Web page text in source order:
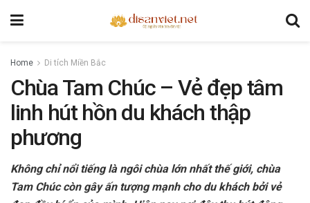
Home Di tích Miền Bắc
Chùa Tam Chúc – Vẻ đẹp tâm
linh hút hồn du khách thập
phương
Không chỉ nổi tiếng là ngôi chùa lớn nhất thế giới, chùa
Tam Chúc còn gây ấn tượng mạnh cho du khách bởi vẻ